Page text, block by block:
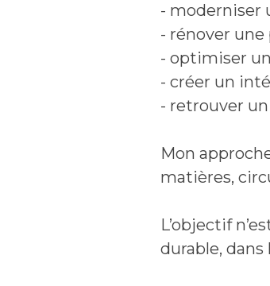
- moderniser
- rénover une
- optimiser
- créer un
- retrouver
Mon
matières,
L’objectif
durable,